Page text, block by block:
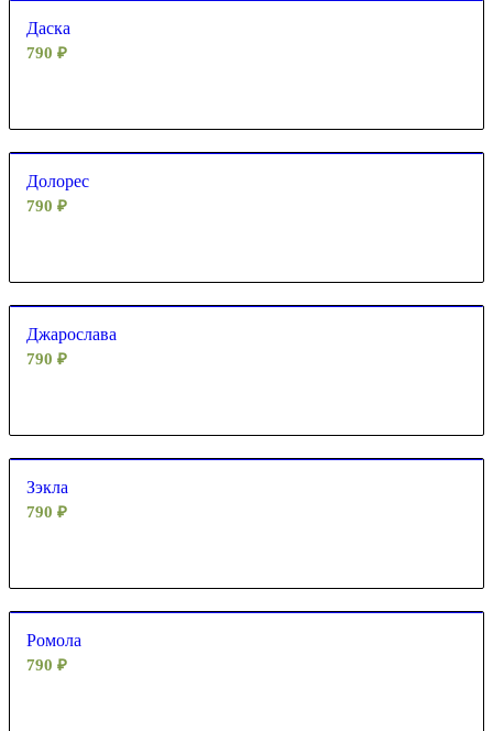
Даска
790 ₽
Долорес
790 ₽
Джарослава
790 ₽
Зэкла
790 ₽
Ромола
790 ₽